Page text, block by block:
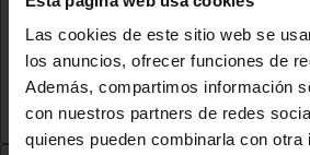
Las cookies de este sitio web se
los anuncios, ofrecer funciones de
Además, compartimos información
con nuestros partners de redes
quienes pueden combinarla con